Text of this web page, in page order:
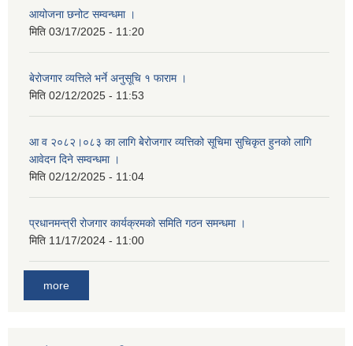
आयोजना छनोट सम्वन्धमा ।
मिति 03/17/2025 - 11:20
बेरोजगार व्यत्तिले भर्ने अनुसूचि १ फाराम ।
मिति 02/12/2025 - 11:53
आ व २०८२।०८३ का लागि बेेरोजगार व्यत्तिको सूचिमा सुचिकृत हुनको लागि
आवेदन दिने सम्वन्धमा ।
मिति 02/12/2025 - 11:04
प्रधानमन्त्री रोजगार कार्यक्रमको समिति गठन समन्धमा ।
मिति 11/17/2024 - 11:00
more